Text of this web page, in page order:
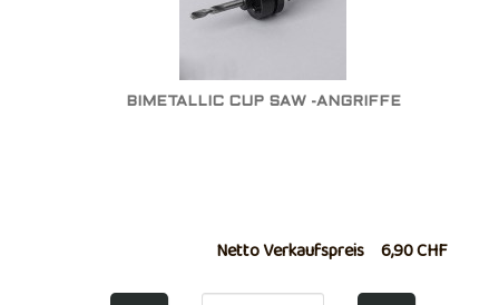
BIMETALLIC CUP SAW -ANGRIFFE
Netto Verkaufspreis 6,90 CHF